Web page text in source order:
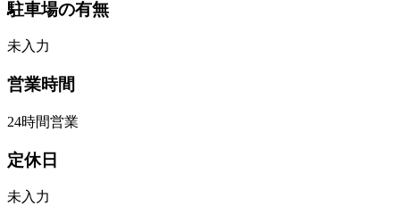
駐車場の有無
未入力
営業時間
24時間営業
定休日
未入力